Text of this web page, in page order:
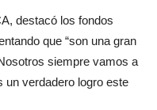
destacó los fondos
que “son una gran
siempre vamos a
un verdadero logro este